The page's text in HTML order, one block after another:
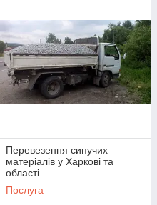
обладнання;
Перевезення
сільгосптехніки;
Перевезення
негабаритних
вантажів;
металоконструкцій;
Попутні
вантажоперевезення;
Вивіз
Перевезення сипучих
матеріалів у Харкові та
області
Послуга